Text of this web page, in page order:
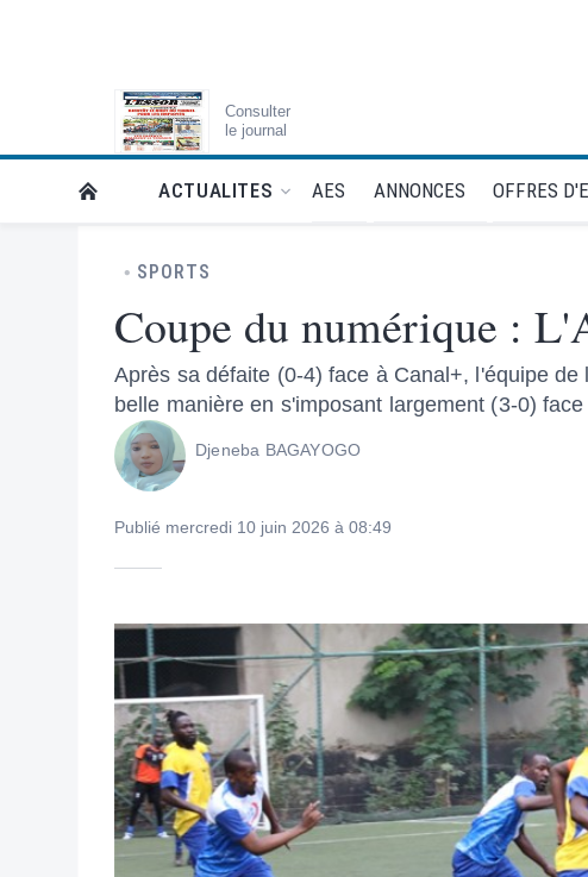
Consulter
le journal
RETOUR À LA PAGE D’ACCUEIL DE L'ESSOR
ACTUALITES AES ANNONCES OFFRES
SPORTS
Coupe du numérique :
Après sa défaite (0-4) face à Canal+, l'équipe
belle manière en s'imposant largement (3-0)
Djeneba BAGAYOGO
Publié mercredi 10 juin 2026 à 08:49